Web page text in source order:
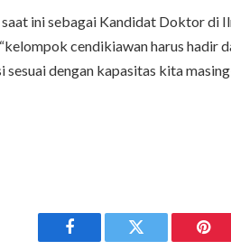
saat ini sebagai Kandidat Doktor di
cendikiawan harus hadir
dengan kapasitas kita
Facebook Twitter